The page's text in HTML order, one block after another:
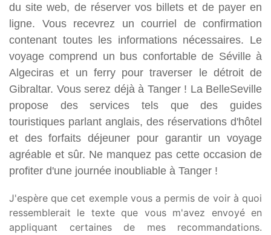
du site web, de réserver vos billets et de payer en
ligne. Vous recevrez un courriel de confirmation
contenant toutes les informations nécessaires. Le
voyage comprend un bus confortable de Séville à
Algeciras et un ferry pour traverser le détroit de
Gibraltar. Vous serez déjà à Tanger ! La BelleSeville
propose des services tels que des guides
touristiques parlant anglais, des réservations d'hôtel
et des forfaits déjeuner pour garantir un voyage
agréable et sûr. Ne manquez pas cette occasion de
profiter d'une journée inoubliable à Tanger !
J'espère que cet exemple vous a permis de voir à quoi
ressemblerait le texte que vous m'avez envoyé en
appliquant certaines de mes recommandations.